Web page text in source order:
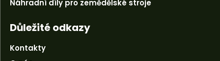
Náhradní díly pro zemědělské stroje
Důležité odkazy
Kontakty